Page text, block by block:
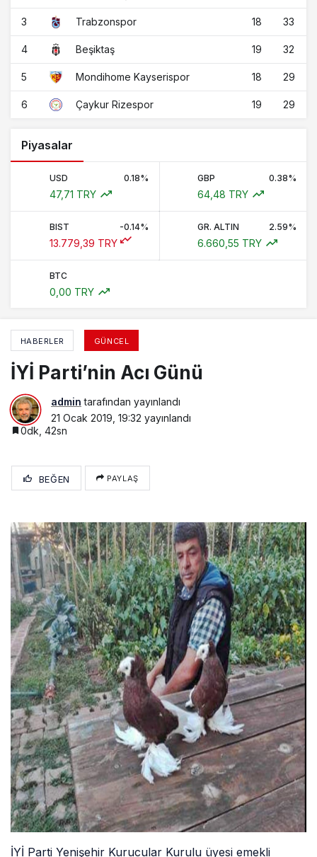
3 Trabzonspor 18 33
4 Beşiktaş 19 32
5 Mondihome Kayserispor 18 29
6 Çaykur Rizespor 19 29
Piyasalar
USD 0.18%
47,71 TRY
GBP 0.38%
64,48 TRY
BIST -0.14%
13.779,39 TRY
GR. ALTIN 2.59%
6.660,55 TRY
BTC
0,00 TRY
HABERLER GÜNCEL
İYİ Parti’nin Acı Günü
admin tarafından yayınlandı
21 Ocak 2019, 19:32 yayınlandı
0dk, 42sn
BEĞEN PAYLAŞ
İYİ Parti Yenişehir Kurucular Kurulu üyesi emekli